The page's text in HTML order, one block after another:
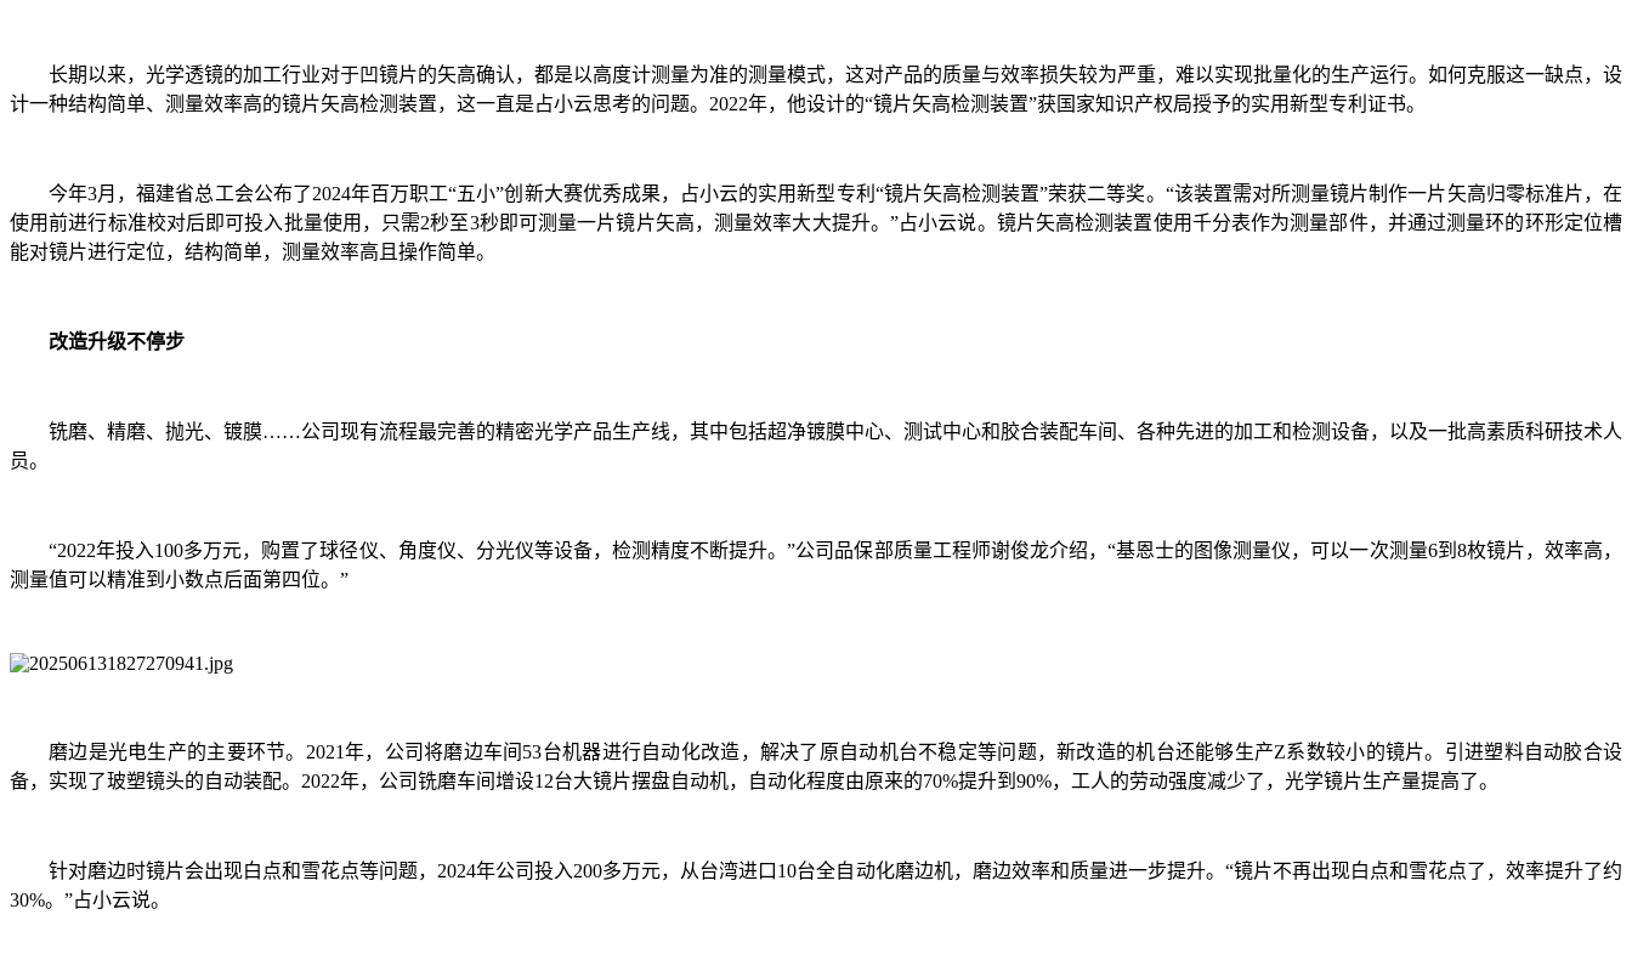
长期以来，光学透镜的加工行业对于凹镜片的矢高确认，都是以高度计测量为准的测量模式，这对产品的质量与效率损失较为严重，难以实现批量化的生产运行。如何克服这一缺点，设
计一种结构简单、测量效率高的镜片矢高检测装置，这一直是占小云思考的问题。2022年，他设计的“镜片矢高检测装置”获国家知识产权局授予的实用新型专利证书。
今年3月，福建省总工会公布了2024年百万职工“五小”创新大赛优秀成果，占小云的实用新型专利“镜片矢高检测装置”荣获二等奖。“该装置需对所测量镜片制作一片矢高归零标准片，在
使用前进行标准校对后即可投入批量使用，只需2秒至3秒即可测量一片镜片矢高，测量效率大大提升。”占小云说。镜片矢高检测装置使用千分表作为测量部件，并通过测量环的环形定位槽
能对镜片进行定位，结构简单，测量效率高且操作简单。
改造升级不停步
铣磨、精磨、抛光、镀膜……公司现有流程最完善的精密光学产品生产线，其中包括超净镀膜中心、测试中心和胶合装配车间、各种先进的加工和检测设备，以及一批高素质科研技术人
员。
“2022年投入100多万元，购置了球径仪、角度仪、分光仪等设备，检测精度不断提升。”公司品保部质量工程师谢俊龙介绍，“基恩士的图像测量仪，可以一次测量6到8枚镜片，效率高，
测量值可以精准到小数点后面第四位。”
磨边是光电生产的主要环节。2021年，公司将磨边车间53台机器进行自动化改造，解决了原自动机台不稳定等问题，新改造的机台还能够生产Z系数较小的镜片。引进塑料自动胶合设
备，实现了玻塑镜头的自动装配。2022年，公司铣磨车间增设12台大镜片摆盘自动机，自动化程度由原来的70%提升到90%，工人的劳动强度减少了，光学镜片生产量提高了。
针对磨边时镜片会出现白点和雪花点等问题，2024年公司投入200多万元，从台湾进口10台全自动化磨边机，磨边效率和质量进一步提升。“镜片不再出现白点和雪花点了，效率提升了约
30%。”占小云说。